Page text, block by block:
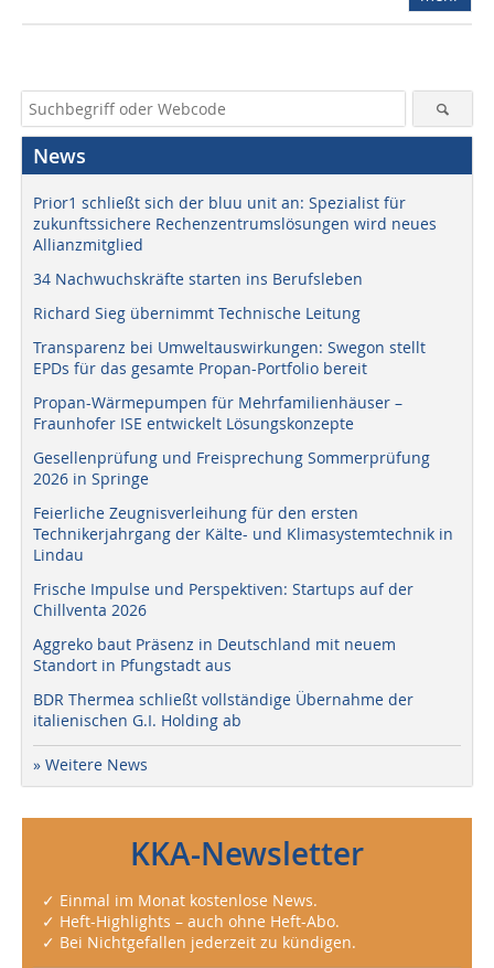
News
Prior1 schließt sich der bluu unit an: Spezialist für
zukunftssichere Rechenzentrumslösungen wird neues
Allianzmitglied
34 Nachwuchskräfte starten ins Berufsleben
Richard Sieg übernimmt Technische Leitung
Transparenz bei Umweltauswirkungen: Swegon stellt
EPDs für das gesamte Propan-Portfolio bereit
Propan-Wärmepumpen für Mehrfamilienhäuser –
Fraunhofer ISE entwickelt Lösungskonzepte
Gesellenprüfung und Freisprechung Sommerprüfung
2026 in Springe
Feierliche Zeugnisverleihung für den ersten
Technikerjahrgang der Kälte- und Klimasystemtechnik in
Lindau
Frische Impulse und Perspektiven: Startups auf der
Chillventa 2026
Aggreko baut Präsenz in Deutschland mit neuem
Standort in Pfungstadt aus
BDR Thermea schließt vollständige Übernahme der
italienischen G.I. Holding ab
» Weitere News
KKA-Newsletter
✓ Einmal im Monat kostenlose News.
✓ Heft-Highlights – auch ohne Heft-Abo.
✓ Bei Nichtgefallen jederzeit zu kündigen.